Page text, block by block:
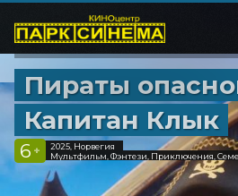
Пираты
Капитан Клык
6 +
2025, Норвегия
Мультфильм, Фэнтези, Приключения,